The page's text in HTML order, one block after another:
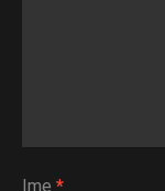
Ime *